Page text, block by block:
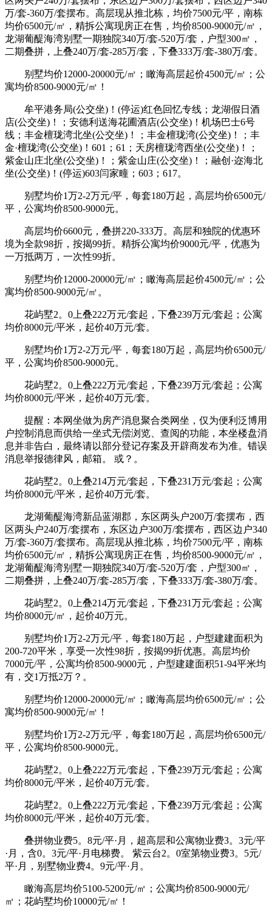
万/套-360万/套摆布。高层现从推北栋，均价7500元/平，南栋
均价6500元/㎡，精拆公寓现房正在售，均价8500-9000元/㎡，
龙湖葡醍海湾别墅一期独院340万/套-520万/套，户型300㎡，
二期叠拼，上叠240万/套-285万/套，下叠333万/套-380万/套。
别墅均价12000-20000元/㎡；瞰海高层起价4500元/㎡；公
寓均价8500-9000元/㎡！
牟平港务局(公交坐)！(停运)红色回忆专线；龙湖假日酒
店(公交坐)！；安德利送海花圃酒店(公交坐)！机场巴士6号
线；丰金檀珑湾北坐(公交坐)！；丰金檀珑湾(公交坐)！；丰
金·檀珑湾(公交坐)！601；61；天房檀珑湾西坐(公交坐)！；
紫金山庄北坐(公交坐)！；紫金山庄(公交坐)！；融创·迩海北
坐(公交坐)！(停运)603闫家疃；603；617。
别墅均价1万2-2万元/平，每套180万起，高层均价6500元/
平，公寓均价8500-9000元。
高层均价6600元，叠拼220-333万。高层和独院的优惠环
境为全款98折，按揭99折。精拆公寓均价9000元/平，优惠为
一万抵两万，一次性99折。
别墅均价12000-20000元/㎡；瞰海高层起价4500元/㎡；公
寓均价8500-9000元/㎡。
花屿墅2。0上叠222万元/套起，下叠239万元/套起；公寓
均价8000元/平米，起价40万元/套。
别墅均价1万2-2万元/平，每套180万起，高层均价6500元/
平，公寓均价8500-9000元。
花屿墅2。0上叠222万元/套起，下叠239万元/套起；公寓
均价8000元/平米，起价40万元/套。
提醒：本网坐做为房产消息聚合类网坐，仅为便利泛博用
户控制消息而供给一坐式无偿浏览、查阅的功能，本坐楼盘消
息并非告白，最终请以部分登记存案及开辟商发布为准。错误
消息举报德律风，邮箱。 或？。
花屿墅2。0上叠214万元/套起，下叠231万元/套起；公寓
均价8000元/平米，起价40万元/套。
龙湖葡醍海湾新品蓝湖郡，东区两头户200万/套摆布，西
区两头户240万/套摆布，东区边户300万/套摆布，西区边户340
万/套-360万/套摆布。高层现从推北栋，均价7500元/平，南栋
均价6500元/㎡，精拆公寓现房正在售，均价8500-9000元/㎡，
龙湖葡醍海湾别墅一期独院340万/套-520万/套，户型300㎡，
二期叠拼，上叠240万/套-285万/套，下叠333万/套-380万/套。
花屿墅2。0上叠214万元/套起，下叠231万元/套起；公寓
均价8000元/㎡，起价40万元。
别墅均价1万2-2万元/平，每套180万起，户型建建面积为
200-720平米，享受一次性98折，按揭99折优惠。高层均价
7000元/平，公寓均价8500-9000元，户型建建面积51-94平米均
有，交1万抵2万？。
别墅均价12000-20000元/㎡；瞰海高层均价6500元/㎡；公
寓均价8500-9000元/㎡！
别墅均价1万2-2万元/平，每套180万起，高层均价6500元/
平，公寓均价8500-9000元。
花屿墅2。0上叠222万元/套起，下叠239万元/套起；公寓
均价8000元/平米，起价40万元/套。
花屿墅2。0上叠222万元/套起，下叠239万元/套起；公寓
均价8000元/平米，起价40万元/套。
叠拼物业费5。8元/平·月，超高层和公寓物业费3。3元/平
·月，含0。3元/平·月电梯费。 紫云台2。0室第物业费3。5元/
平·月，别墅物业费4。9元/平·月。
瞰海高层均价5100-5200元/㎡；公寓均价8500-9000元/
㎡；花屿墅均价10000元/㎡！